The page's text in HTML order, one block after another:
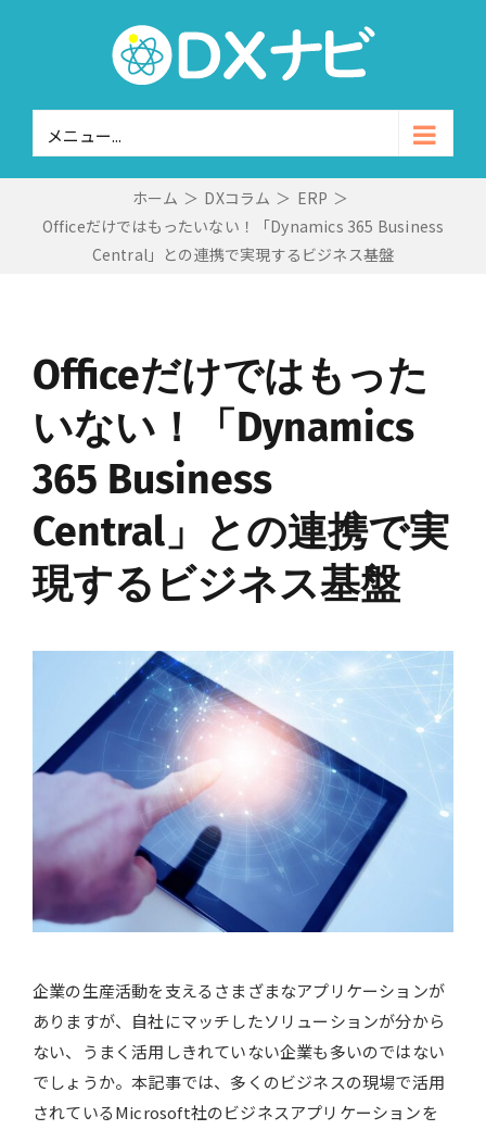
メニュー...
ホーム ＞ DXコラム ＞ ERP ＞
Officeだけではもったいない！「Dynamics 365 Business
Central」との連携で実現するビジネス基盤
Officeだけではもった
いない！「Dynamics
365 Business
Central」との連携で実
現するビジネス基盤
企業の生産活動を支えるさまざまなアプリケーションが
ありますが、自社にマッチしたソリューションが分から
ない、うまく活用しきれていない企業も多いのではない
でしょうか。本記事では、多くのビジネスの現場で活用
されているMicrosoft社のビジネスアプリケーションを